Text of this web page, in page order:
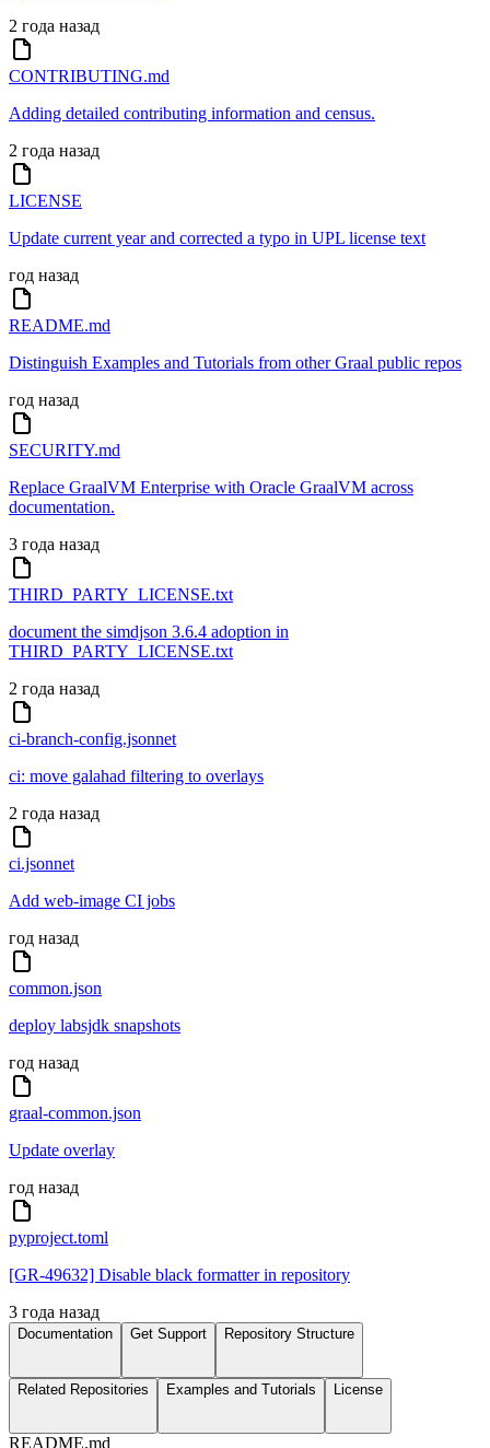
2 года назад
CONTRIBUTING.md
Adding detailed contributing information and census.
2 года назад
LICENSE
Update current year and corrected a typo in UPL license text
год назад
README.md
Distinguish Examples and Tutorials from other Graal public repos
год назад
SECURITY.md
Replace GraalVM Enterprise with Oracle GraalVM across
documentation.
3 года назад
THIRD_PARTY_LICENSE.txt
document the simdjson 3.6.4 adoption in
THIRD_PARTY_LICENSE.txt
2 года назад
ci-branch-config.jsonnet
ci: move galahad filtering to overlays
2 года назад
ci.jsonnet
Add web-image CI jobs
год назад
common.json
deploy labsjdk snapshots
год назад
graal-common.json
Update overlay
год назад
pyproject.toml
[GR-49632] Disable black formatter in repository
3 года назад
Documentation Get Support Repository Structure
Related Repositories Examples and Tutorials License
README.md